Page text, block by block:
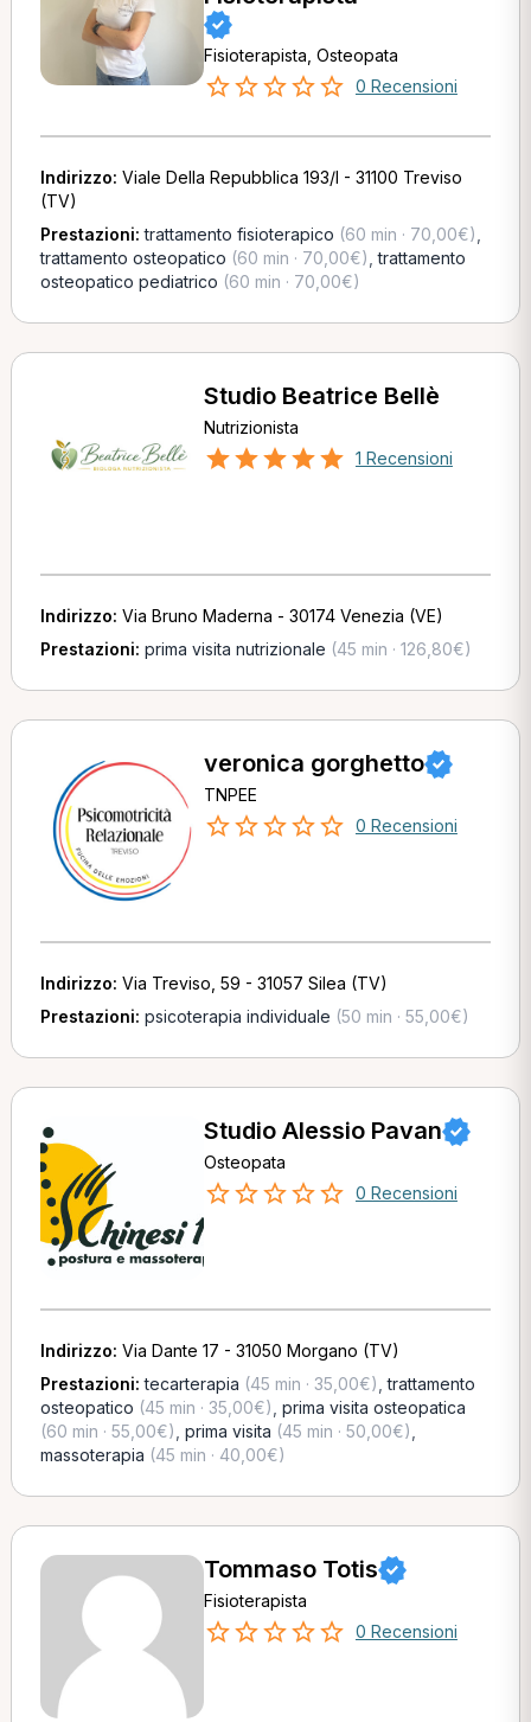
Fisioterapista, Osteopata
0 Recensioni
Indirizzo: Viale Della Repubblica 193/I - 31100 Treviso
(TV)
Prestazioni:trattamento fisioterapico (60 min · 70,00€)
trattamento osteopatico (60 min · 70,00€) ,trattamento
osteopatico pediatrico (60 min · 70,00€)
Studio Beatrice Bellè
Nutrizionista
1 Recensioni
Indirizzo: Via Bruno Maderna - 30174 Venezia (VE)
Prestazioni: prima visita nutrizionale (45 min · 126,80€)
veronica gorghetto
TNPEE
0 Recensioni
Indirizzo: Via Treviso, 59 - 31057 Silea (TV)
Prestazioni: psicoterapia individuale (50 min · 55,00€)
Studio Alessio Pavan
Osteopata
0 Recensioni
Indirizzo: Via Dante 17 - 31050 Morgano (TV)
Prestazioni:tecarterapia (45 min · 35,00€) ,trattamento
osteopatico (45 min · 35,00€) prima visita osteopatica
(60 min · 55,00€) prima visita (45 min · 50,00€)
massoterapia (45 min · 40,00€)
Tommaso Totis
Fisioterapista
0 Recensioni